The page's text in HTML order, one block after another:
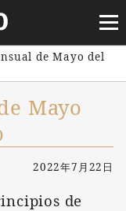
de Mayo del
Mayo
2022年7月22日
de